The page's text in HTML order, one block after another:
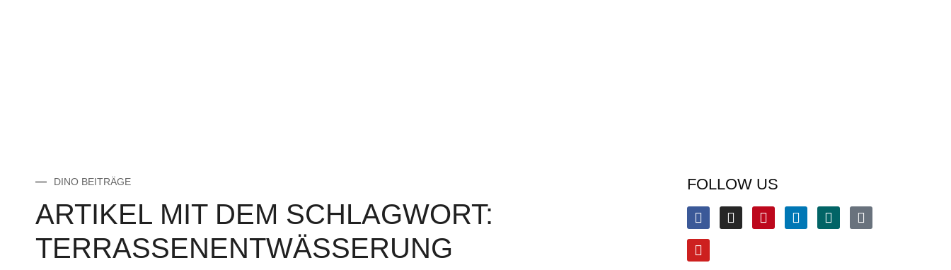
DINO BEITRÄGE
ARTIKEL MIT DEM SCHLAGWORT:
TERRASSENENTWÄSSERUNG
FOLLOW US